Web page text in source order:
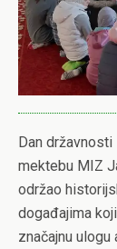
Dan
mektebu MIZ
održao
događajima
značajnu